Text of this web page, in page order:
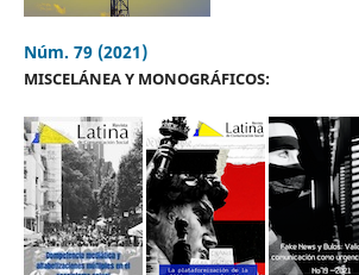
Núm. 79 (2021)
MISCELÁNEA Y MONOGRÁFICOS: